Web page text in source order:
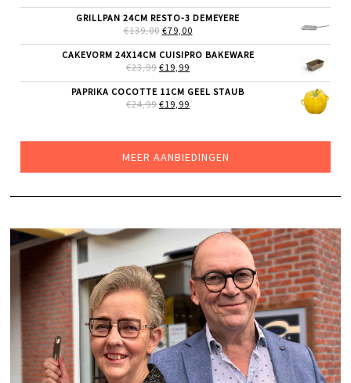
WAS:
€69,00.
IS:
€59,99.
GRILLPAN 24CM RESTO-3 DEMEYERE
€139,00 OORSPRONKELIJKE
WAS:
€139,00.
€79,00HUIDIGE
IS:
CAKEVORM 24X14CM CUISIPRO BAKEWARE
€23,99 OORSPRONKELIJKE
WAS:
€23,99.
€19,99
IS:
PAPRIKA COCOTTE 11CM GEEL STAUB
€24,99 OORSPRONKELIJKE
€19,99
MEER AANBIEDINGEN